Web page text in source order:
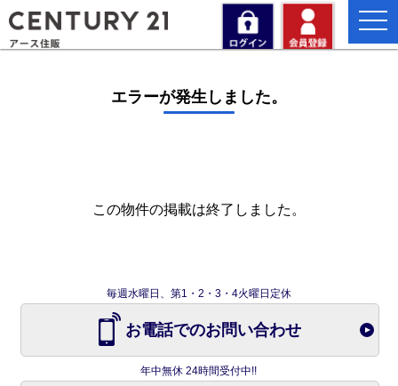
エラーが発生しました。
この物件の掲載は終了しました。
毎週水曜日、第1・2・3・4火曜日定休
お電話でのお問い合わせ
年中無休 24時間受付中!!